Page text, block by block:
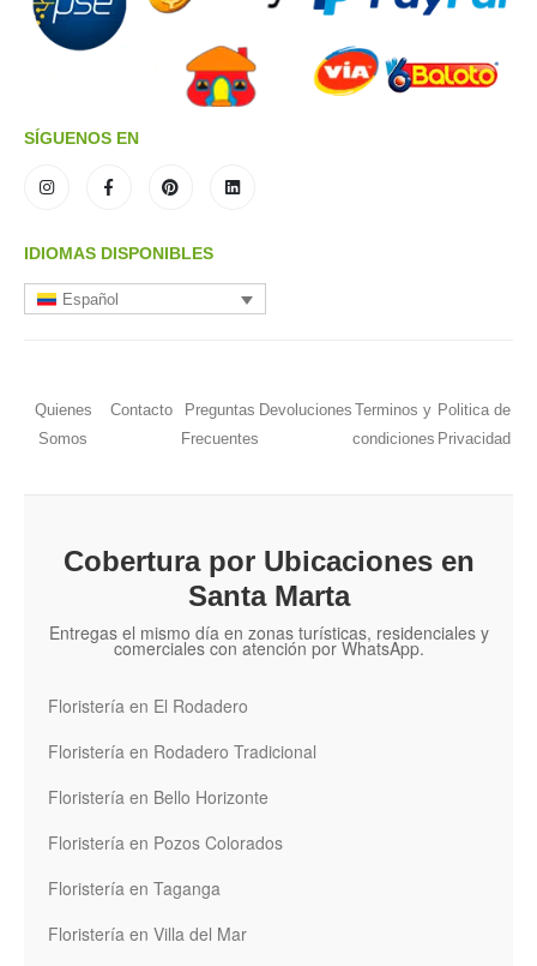
SÍGUENOS EN
IDIOMAS DISPONIBLES
Español
Quienes
Somos
Contacto
Preguntas
Frecuentes
Devoluciones Terminos y
condiciones
Politica de
Privacidad
Cobertura por Ubicaciones en
Santa Marta
Entregas el mismo día en zonas turísticas, residenciales y
comerciales con atención por WhatsApp.
Floristería en El Rodadero
Floristería en Rodadero Tradicional
Floristería en Bello Horizonte
Floristería en Pozos Colorados
Floristería en Taganga
Floristería en Villa del Mar